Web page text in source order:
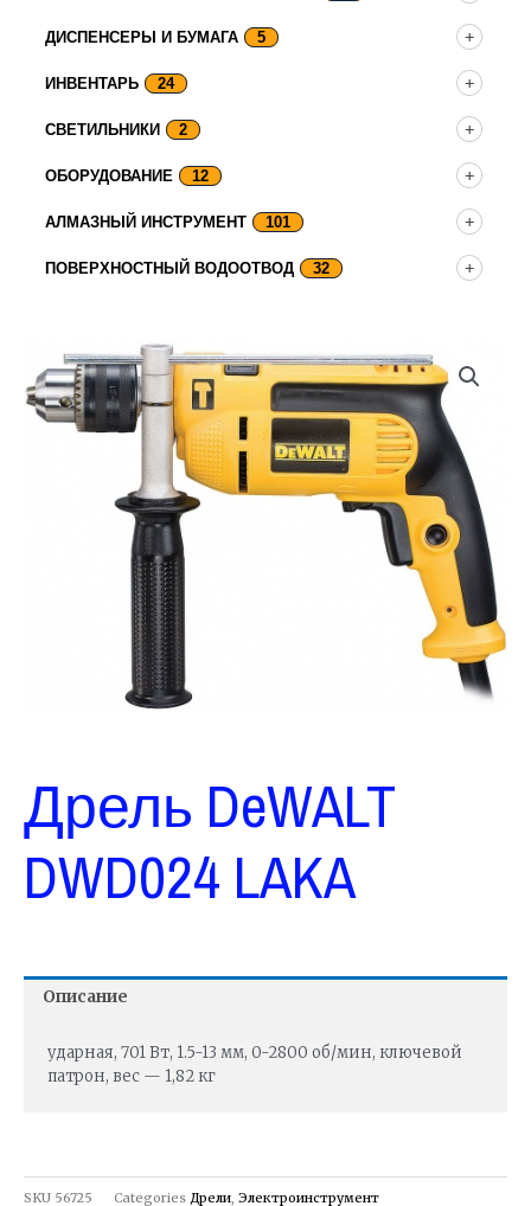
ДИСПЕНСЕРЫ И БУМАГА 5
ИНВЕНТАРЬ 24
СВЕТИЛЬНИКИ 2
ОБОРУДОВАНИЕ 12
АЛМАЗНЫЙ ИНСТРУМЕНТ 101
ПОВЕРХНОСТНЫЙ ВОДООТВОД 32
Дрель DeWALT
DWD024 LAKA
Описание
ударная, 701 Вт, 1.5-13 мм, 0-2800 об/мин, ключевой
патрон, вес — 1,82 кг
SKU 56725 Categories Дрели, Электроинструмент